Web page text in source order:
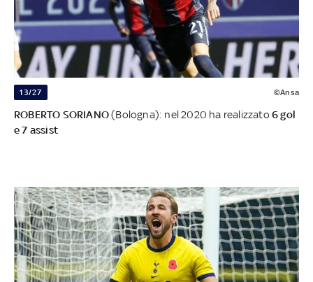
13/27 ©Ansa
ROBERTO SORIANO(Bologna): nel 2020 ha realizzato 6 gol
e 7 assist